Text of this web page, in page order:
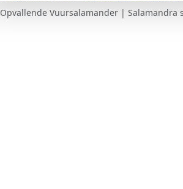
Opvallende Vuursalamander | Salamandra